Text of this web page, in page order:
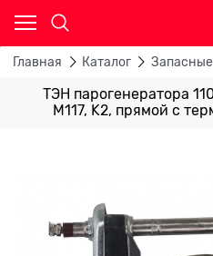
Главная Каталог
ТЭН парогенератора
M117, K2, прямой с